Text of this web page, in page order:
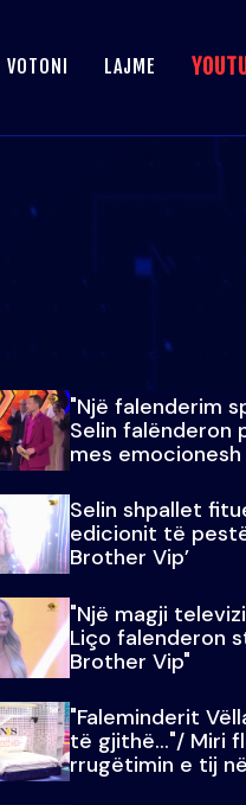
VOTONI LAJME
"Një falenderim
Selin falënderon
mes
Selin shpallet
edicionit të
Brother Vip’
"Një magji
Liço falenderon
Brother Vip"
"Faleminderit
të gjithë…"/ Miri
rrugëtimin e tij